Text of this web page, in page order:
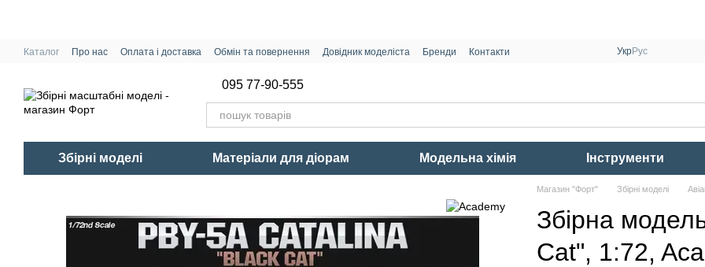
Каталог Про нас Оплата і доставка Обмін та повернення Довідник моделіста Бренди Контакти УкрРус
095 77-90-555
Збірні моделі Матеріали для діорам Модельна хімія Інструменти
Магазин "Форт" Збірні моделі
Збірна
Cat", 1:72,